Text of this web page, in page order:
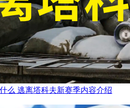
么 逃离塔科夫新赛季内容介绍